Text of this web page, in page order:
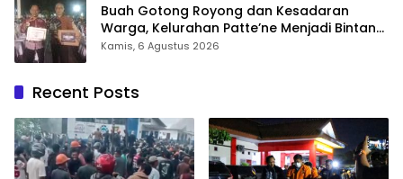
Buah Gotong Royong dan Kesadaran
Warga, Kelurahan Patte’ne Menjadi Bintang
Takalar Award 2026
Kamis, 6 Agustus 2026
Recent Posts